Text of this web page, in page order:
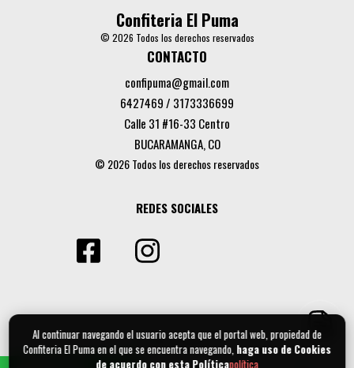
Confiteria El Puma
© 2026 Todos los derechos reservados
CONTACTO
confipuma@gmail.com
6427469 / 3173336699
Calle 31 #16-33 Centro
BUCARAMANGA, CO
© 2026 Todos los derechos reservados
REDES SOCIALES
Al continuar navegando el usuario acepta que el portal web, propiedad de
Confiteria El Puma en el que se encuentra navegando, haga uso de Cookies
de acuerdo con esta Políticapolítica